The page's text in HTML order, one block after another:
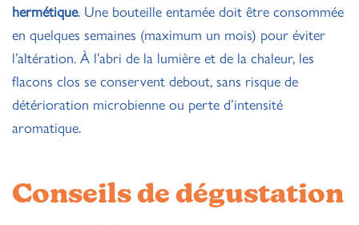
hermétique. Une bouteille entamée doit être consommée
en quelques semaines (maximum un mois) pour éviter
l’altération. À l’abri de la lumière et de la chaleur, les
flacons clos se conservent debout, sans risque de
détérioration microbienne ou perte d’intensité
aromatique.
Conseils de dégustation